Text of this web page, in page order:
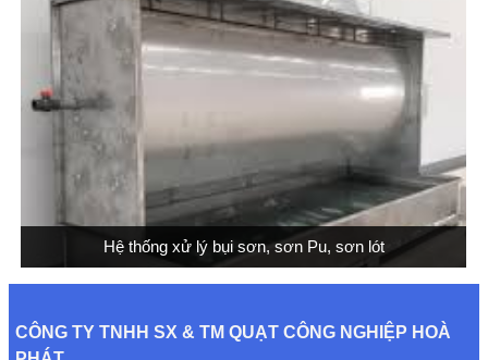
Hệ thống xử lý bụi sơn, sơn Pu, sơn lót
CÔNG TY TNHH SX & TM QUẠT CÔNG NGHIỆP HOÀ